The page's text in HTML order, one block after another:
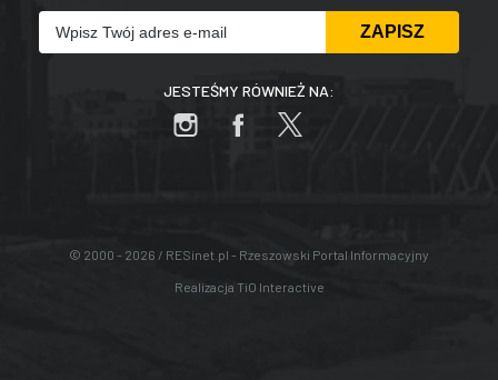
JESTEŚMY RÓWNIEŻ NA:
© 2000 - 2026 / RESinet.pl - Rzeszowski Portal Informacyjny
Realizacja TiO Interactive